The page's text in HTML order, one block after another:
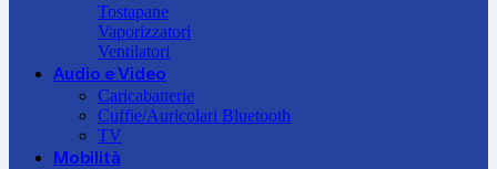
Tostapane
Vaporizzatori
Ventilatori
Audio e Video
Caricabatterie
Cuffie/Auricolari Bluetooth
TV
Mobilità